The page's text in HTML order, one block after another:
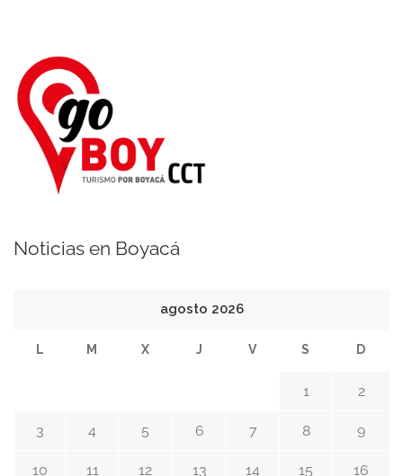
Noticias en Boyacá
agosto 2026
L M X J V S D
1 2
3 4 5 6 7 8 9
10 11 12 13 14 15 16